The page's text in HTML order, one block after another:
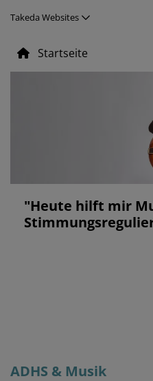
Takeda Websites
Startseite
"Heute hilft mir
ADHS & Musik